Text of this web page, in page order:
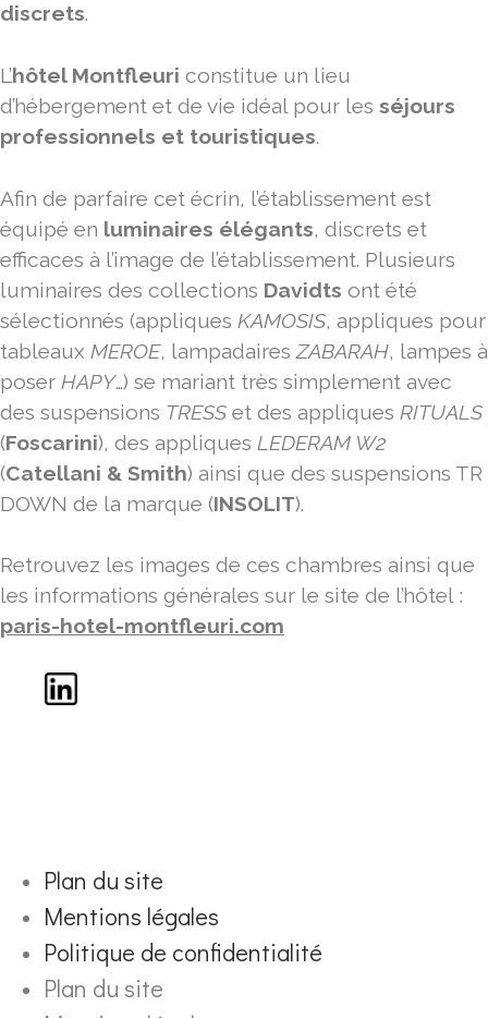
discrets.
L’hôtel Montfleuri constitue un lieu
d’hébergement et de vie idéal pour les séjours
professionnels et touristiques.
Afin de parfaire cet écrin, l’établissement est
équipé en luminaires élégants, discrets et
efficaces à l’image de l’établissement. Plusieurs
luminaires des collections Davidts ont été
sélectionnés (appliques KAMOSIS, appliques pour
tableaux MEROE, lampadaires ZABARAH, lampes à
poser HAPY…) se mariant très simplement avec
des suspensions TRESS et des appliques RITUALS
(Foscarini), des appliques LEDERAM W2
(Catellani & Smith) ainsi que des suspensions TR
DOWN de la marque (INSOLIT).
Retrouvez les images de ces chambres ainsi que
les informations générales sur le site de l’hôtel :
paris-hotel-montfleuri.com
Plan du site
Mentions légales
Politique de confidentialité
Plan du site